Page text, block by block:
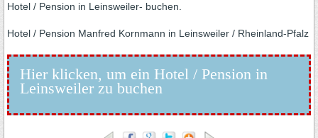
Hotel / Pension in Leinsweiler- buchen.
Hotel / Pension Manfred Kornmann in Leinsweiler / Rheinland-Pfalz
Hier klicken, um ein Hotel / Pension in
Leinsweiler zu buchen